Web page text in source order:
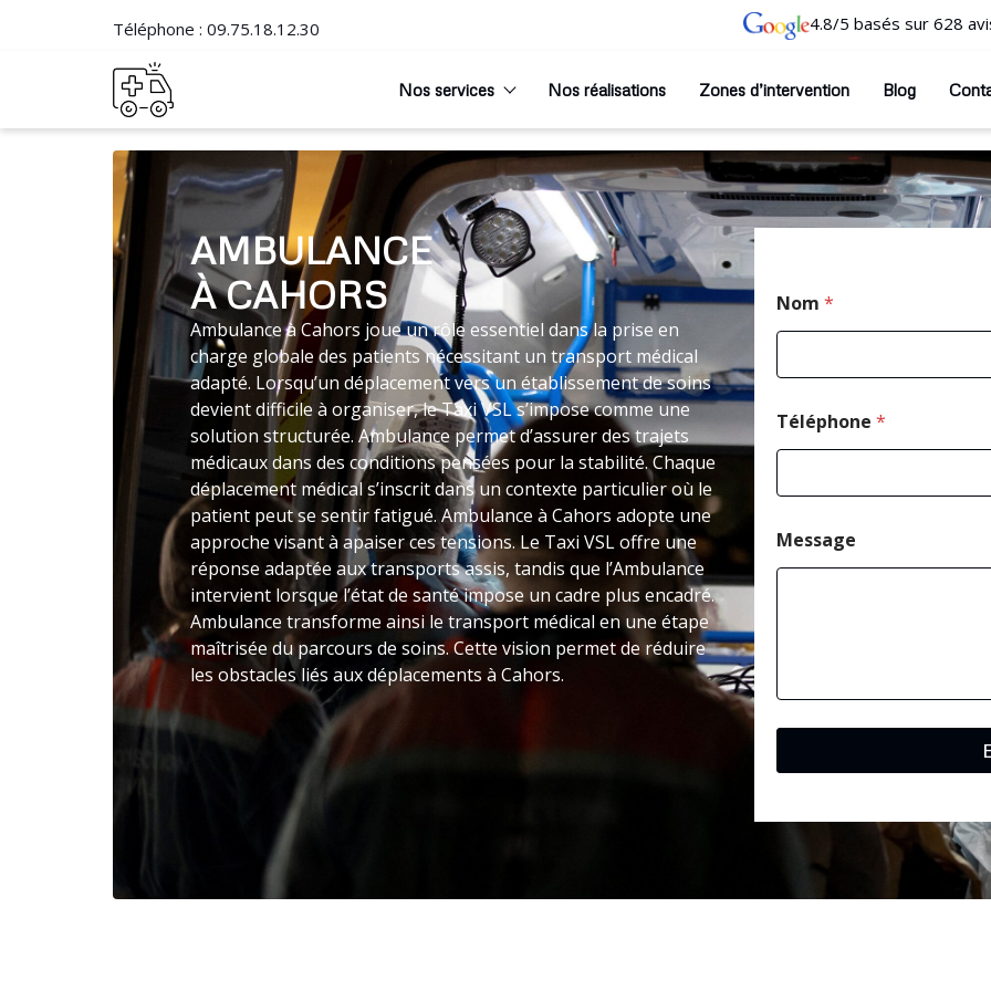
Téléphone : 09.75.18.12.30 4.8/5 basés sur 628
Nos services Nos réalisations Zones d’intervention Blog
AMBULANCE
À CAHORS
Ambulance à Cahors joue un rôle essentiel dans la prise en
charge globale des patients nécessitant un transport médical
adapté. Lorsqu’un déplacement vers un établissement de soins
devient difficile à organiser, le Taxi VSL s’impose comme une
solution structurée. Ambulance permet d’assurer des trajets
médicaux dans des conditions pensées pour la stabilité. Chaque
déplacement médical s’inscrit dans un contexte particulier où le
patient peut se sentir fatigué. Ambulance à Cahors adopte une
approche visant à apaiser ces tensions. Le Taxi VSL offre une
réponse adaptée aux transports assis, tandis que l’Ambulance
intervient lorsque l’état de santé impose un cadre plus encadré.
Ambulance transforme ainsi le transport médical en une étape
maîtrisée du parcours de soins. Cette vision permet de réduire
les obstacles liés aux déplacements à Cahors.
Nom *
Téléphone *
Message